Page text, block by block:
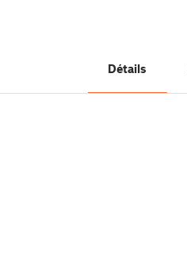
Détails